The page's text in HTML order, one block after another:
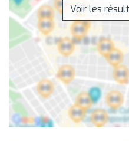
Voir les